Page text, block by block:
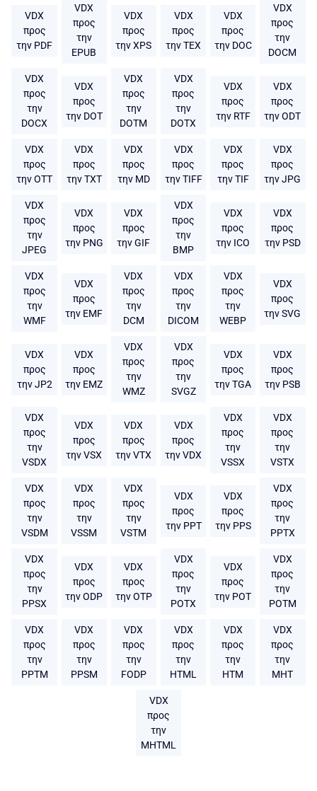
VDX
προς
την PDF
VDX
προς
την
EPUB
VDX
προς
την XPS
VDX
προς
την TEX
VDX
προς
την DOC
VDX
προς
την
DOCM
VDX
προς
την
DOCX
VDX
προς
την DOT
VDX
προς
την
DOTM
VDX
προς
την
DOTX
VDX
προς
την RTF
VDX
προς
την ODT
VDX
προς
την OTT
VDX
προς
την TXT
VDX
προς
την MD
VDX
προς
την TIFF
VDX
προς
την TIF
VDX
προς
την JPG
VDX
προς
την
JPEG
VDX
προς
την PNG
VDX
προς
την GIF
VDX
προς
την
BMP
VDX
προς
την ICO
VDX
προς
την PSD
VDX
προς
την
WMF
VDX
προς
την EMF
VDX
προς
την
DCM
VDX
προς
την
DICOM
VDX
προς
την
WEBP
VDX
προς
την SVG
VDX
προς
την JP2
VDX
προς
την EMZ
VDX
προς
την
WMZ
VDX
προς
την
SVGZ
VDX
προς
την TGA
VDX
προς
την PSB
VDX
προς
την
VSDX
VDX
προς
την VSX
VDX
προς
την VTX
VDX
προς
την VDX
VDX
προς
την
VSSX
VDX
προς
την
VSTX
VDX
προς
την
VSDM
VDX
προς
την
VSSM
VDX
προς
την
VSTM
VDX
προς
την PPT
VDX
προς
την PPS
VDX
προς
την
PPTX
VDX
προς
την
PPSX
VDX
προς
την ODP
VDX
προς
την OTP
VDX
προς
την
POTX
VDX
προς
την POT
VDX
προς
την
POTM
VDX
προς
την
PPTM
VDX
προς
την
PPSM
VDX
προς
την
FODP
VDX
προς
την
HTML
VDX
προς
την
HTM
VDX
προς
την
MHT
VDX
προς
την
MHTML